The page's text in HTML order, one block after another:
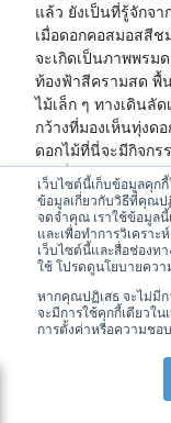
เว็บไซต์นี้เก็บข้อมูลคุก
ข้อมูลเกี่ยวกับวิธีที่คุณป
จดจำคุณ เราใช้ข้อมูลนี้
และเพื่อทำการวิเครา
เว็บไซต์นี้และสื่อช่องท
ใช้ โปรดดูนโยบายควา
หากคุณปฏิเสธ จะไม่มี
จะมีการใช้คุกกี้เดียวใ
การตั้งค่าหรือความชอ
แล้ว ยังเป็นที่รู้จักจ
เมื่อดอกคอสมอสสีช
จะเกิดเป็นภาพพรม
ท้องฟ้าสีครามสด พื้
ไม้เล็ก ๆ ทางเดินลั
กว้างที่มองเห็นทุ่งด
ดอกไม้ที่นี่จะมีกิจกร
ชา นั่งรถรางทัวร์ฟ
จากวัตถุดิบในฟาร์
ในประเทศไทยที่ทั้ง
เที่ยวเป็นครอบครัว
ช่วงที่ควรมาเที่ยว:
ที่ตั้ง:99 ตำบลแม่กร
57000
พิกัด: https://
091-